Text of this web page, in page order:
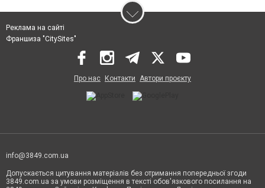
Реклама на сайті
Франшиза "CitySites"
Про нас Контакти Автори проєкту
info@3849.com.ua
Допускається цитування матеріалів без отримання попередньої згоди
3849.com.ua за умови розміщення в тексті обов'язкового посилання на